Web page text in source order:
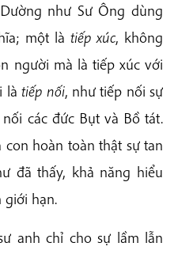
như Sư Ông dùng
một là tiếp xúc, không
người mà là tiếp xúc với
làtiếp nối, như tiếp nối sự
các đức Bụt và Bồ tát.
hoàn toàn thật sự tan
đã thấy, khả năng hiểu
giới hạn.
anh chỉ cho sự lầm lẫn